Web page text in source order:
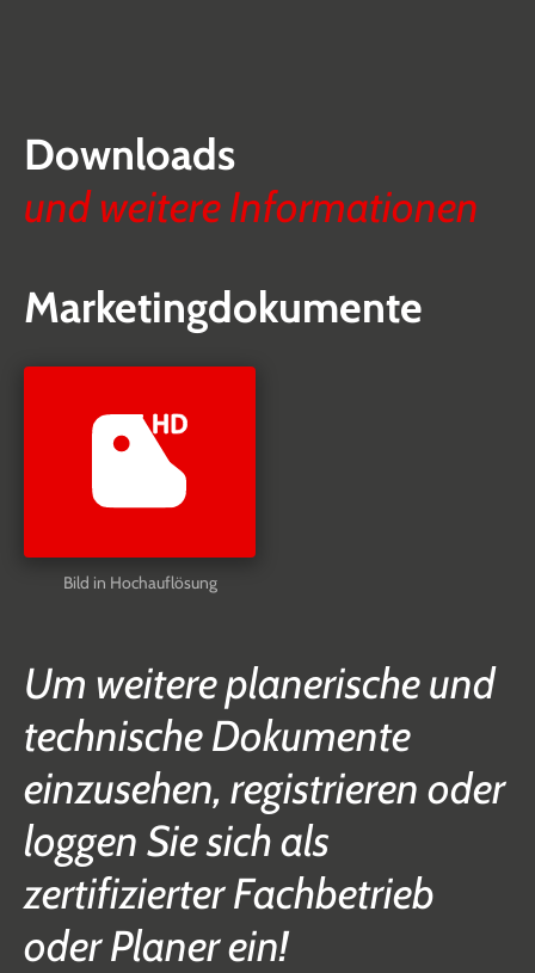
Downloads
und weitere Informationen
Marketingdokumente
Bild in Hochauflösung
Um weitere planerische und
technische Dokumente
einzusehen, registrieren oder
loggen Sie sich als
zertifizierter Fachbetrieb
oder Planer ein!